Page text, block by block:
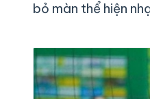
bỏ màn thể hiện